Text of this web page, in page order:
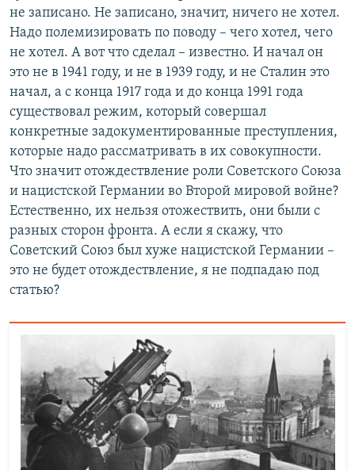
не записано. Не записано, значит, ничего не хотел.
Надо полемизировать по поводу – чего хотел, чего
не хотел. А вот что сделал – известно. И начал он
это не в 1941 году, и не в 1939 году, и не Сталин это
начал, а с конца 1917 года и до конца 1991 года
существовал режим, который совершал
конкретные задокументированные преступления,
которые надо рассматривать в их совокупности.
Что значит отождествление роли Советского Союза
и нацистской Германии во Второй мировой войне?
Естественно, их нельзя отожествить, они были с
разных сторон фронта. А если я скажу, что
Советский Союз был хуже нацистской Германии –
это не будет отождествление, я не подпадаю под
статью?